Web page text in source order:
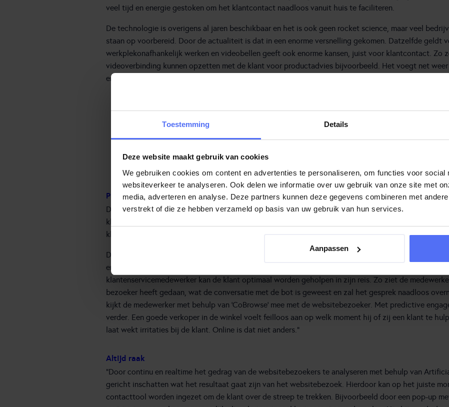
Toestemming Details
Deze website maakt gebruik van cookies
We gebruiken cookies om content en advertenties te personaliseren, om functies voor social
websiteverkeer te analyseren. Ook delen we informatie over uw gebruik van onze site met
media, adverteren en analyse. Deze partners kunnen deze gegevens combineren met
verstrekt of die ze hebben verzameld op basis van uw gebruik van hun services.
Aanpassen
veel tijd en energie gestoken om het klantcontact naadloos vanuit huis te faciliteren.
De technologie is overigens al jaren beschikbaar en het is ook geen rocket science, maar veel
staan op voorbereid. Door de actualiteit is dat in een enorme versnelling gekomen. Datzelfde geldt
werkplekonafhankelijk werken en videobellen geeft ook enorme kansen, juist voor klantcontact. Zo
videoverbinding kunnen opzetten met de klant voor productadvies bijvoorbeeld. Het voegt net
en beleving toe en biedt volop kansen. Slimme ondernemers doen er hun voordeel mee.”
Een goede verkoper in de winkel voelt feilloos aan
op welk moment hij of zij een klant te hulp moet
schieten. Te vroeg of te laat wekt irritaties bij de
klant. Online is dat niet anders.
Predictive engagement
De technologieën voor klantcontact worden ook steeds slimmer. Speksnijder: “Je wilt altijd de
klant zelf zijn weg door het aanbod en komt hij tot conversie of antwoord op zijn vraag. Zónder
klantenservice medewerker.
De praktijk is vaak anders. We zien dat een groot deel van de klanten behoefte heeft aan een vorm
en optimale samenwerking tussen slimme technologie zoals een contextuele
klantenservicemedewerker kan de klant optimaal worden geholpen in zijn reis. Zo ziet de
bezoeker heeft gedaan, wat de conversatie met de bot is geweest en zal het gesprek naadloos
kijkt de medewerker met behulp van ‘CoBrowse’ mee met de websitebezoeker. Met predictive
verder. Een goede verkoper in de winkel voelt feilloos aan op welk moment hij of zij een klant te
laat wekt irritaties bij de klant. Online is dat niet anders.”
Altijd raak
“Door continu en realtime het gedrag van de websitebezoekers te analyseren met behulp van
gericht inschatten wat het resultaat gaat zijn van het websitebezoek. Hierdoor kan op het juiste
contacttool worden ingezet om de klant over de streep te trekken. Bijvoorbeeld door een pop-up